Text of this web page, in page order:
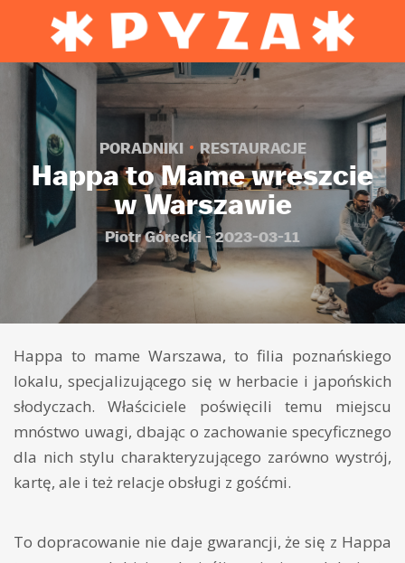
PORADNIKI RESTAURACJE
Happa to Mame wreszcie
w Warszawie
Piotr Górecki - 2023-03-11
Happa to mame Warszawa, to filia poznańskiego
lokalu, specjalizującego się w herbacie i japońskich
słodyczach. Właściciele poświęcili temu miejscu
mnóstwo uwagi, dbając o zachowanie specyficznego
dla nich stylu charakteryzującego zarówno wystrój,
kartę, ale i też relacje obsługi z gośćmi.
To dopracowanie nie daje gwarancji, że się z Happa